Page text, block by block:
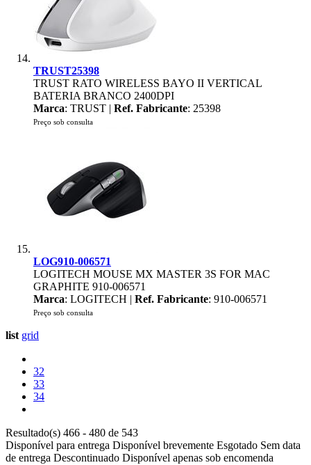
TRUST25398
TRUST RATO WIRELESS BAYO II VERTICAL
BATERIA BRANCO 2400DPI
Marca: TRUST | Ref. Fabricante: 25398
Preço sob consulta
LOG910-006571
LOGITECH MOUSE MX MASTER 3S FOR MAC
GRAPHITE 910-006571
Marca: LOGITECH | Ref. Fabricante: 910-006571
Preço sob consulta
list grid
32
33
34
Resultado(s) 466 - 480 de 543
Disponível para entrega Disponível brevemente Esgotado Sem data
de entrega Descontinuado Disponível apenas sob encomenda